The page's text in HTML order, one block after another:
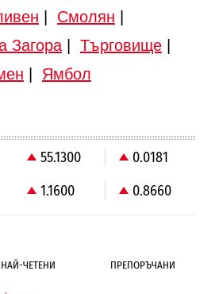
Смолян
Загора| Търговище|
Ямбол
55.1300
0.0181
1.1600 0.8660
НАЙ-ЧЕТЕНИ ПРЕПОРЪЧАНИ